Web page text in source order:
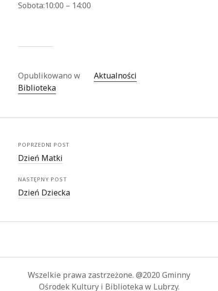
Sobota:10:00 – 14:00
Opublikowano w
Aktualności
Biblioteka
POPRZEDNI POST
Dzień Matki
NASTĘPNY POST
Dzień Dziecka
Wszelkie prawa zastrzeżone. @2020 Gminny
Ośrodek Kultury i Biblioteka w Lubrzy.